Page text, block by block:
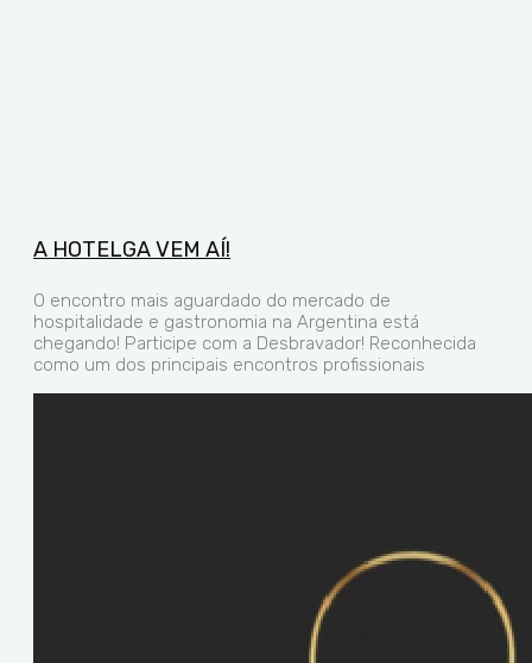
A HOTELGA VEM AÍ!
O encontro mais aguardado do mercado de
hospitalidade e gastronomia na Argentina está
chegando! Participe com a Desbravador! Reconhecida
como um dos principais encontros profissionais